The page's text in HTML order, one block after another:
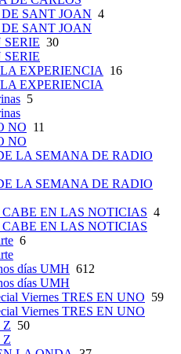
SANT JOAN 4
SANT JOAN
30
EXPERIENCIA
16
EXPERIENCIA
5
NO 11
NO
LA SEMANA DE RADIO
LA SEMANA DE RADIO
EN LAS NOTICIAS 4
EN LAS NOTICIAS
6
días UMH 612
días UMH
Viernes TRES EN UNO 59
Viernes TRES EN UNO
Z 50
Z